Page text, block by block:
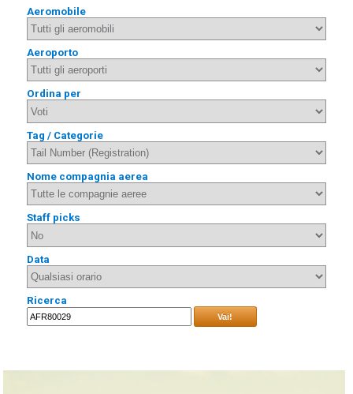
Aeromobile
Aeroporto
Ordina per
Tag / Categorie
Nome compagnia aerea
Staff picks
Data
Ricerca
Vai!